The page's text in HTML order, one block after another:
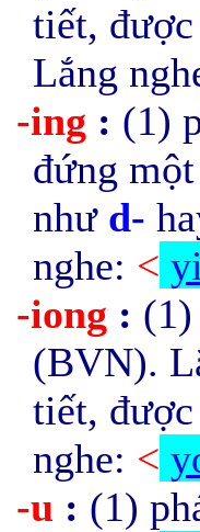
tiết,
Lắng
-ing : (1)
đứng
như d-
nghe: <
-iong : (1)
(BVN).
tiết,
nghe: <
-u : (1)